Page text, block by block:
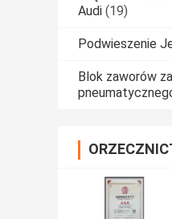
Audi (19)
Podwieszenie
Blok zaworów